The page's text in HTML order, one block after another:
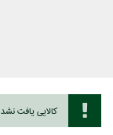
كالايي يافت نشد